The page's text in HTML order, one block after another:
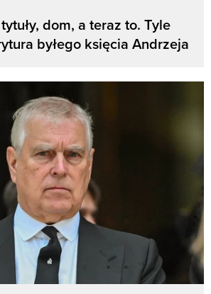
dom, a teraz to. Tyle
byłego księcia Andrzeja